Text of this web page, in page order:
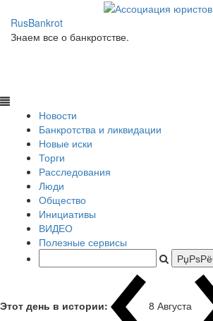
RusBankrot
Знаем все о банкротстве.
Новости
Банкротства и ликвидации
Новые иски
Торги
Расследования
Люди
Общество
Инициативы
ВИДЕО
Полезные сервисы
Этот день в истории: 8 Августа